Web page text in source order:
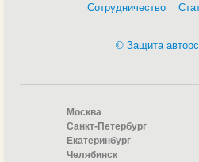
Сотрудничество
© Защита
Москва
Санкт-Петербург
Екатеринбург
Челябинск